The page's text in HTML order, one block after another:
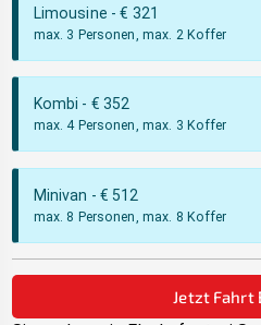
Limousine - € 321
max. 3 Personen, max. 2 Koffer
Kombi - € 352
max. 4 Personen, max. 3 Koffer
Minivan - € 512
max. 8 Personen, max. 8 Koffer
Jetzt Fahrt